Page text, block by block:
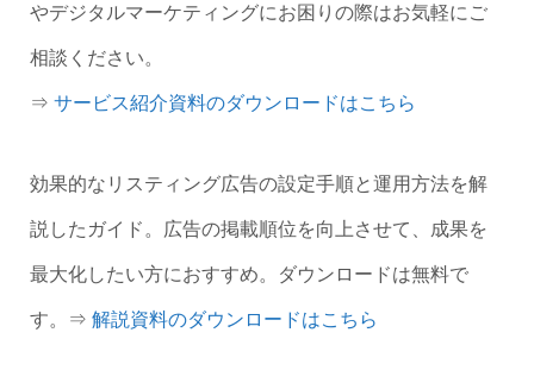
やデジタルマーケティングにお困りの際はお気軽にご
相談ください。
⇒ サービス紹介資料のダウンロードはこちら
効果的なリスティング広告の設定手順と運用方法を解
説したガイド。広告の掲載順位を向上させて、成果を
最大化したい方におすすめ。ダウンロードは無料で
す。⇒ 解説資料のダウンロードはこちら